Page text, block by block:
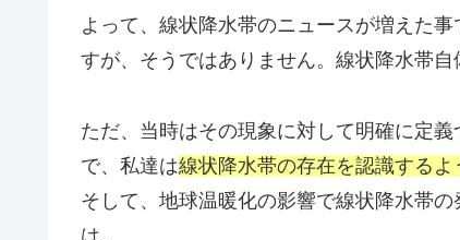
よって、線状降水帯のニュースが増えた
すが、そうではありません。線状降水帯自
ただ、当時はその現象に対して明確に定
で、私達は線状降水帯の存在を認識するよ
そして、地球温暖化の影響で線状降水帯
は、